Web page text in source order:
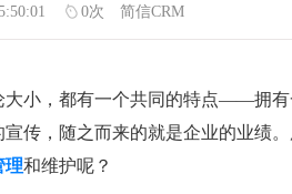
伙伴管理
能和接入
能和接入
传媒的发
完善也是...
进装修行业往
发展是支撑
石，给...
通过数字化方
享受个性化的
0次 简信CRM
大小，都有一个共同的特点——拥
宣传，随之而来的就是企业的业绩
理和维护呢？